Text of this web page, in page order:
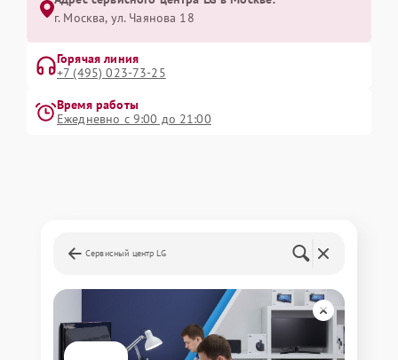
г. Москва, ул. Чаянова 18
Горячая линия
+7 (495) 023-73-25
Время работы
Ежедневно с 9:00 до 21:00
Сервисный центр LG